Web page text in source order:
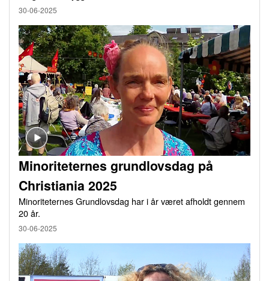
30-06-2025
Minoriteternes grundlovsdag på
Christiania 2025
Minoriteternes Grundlovsdag har i år været afholdt gennem
20 år.
30-06-2025